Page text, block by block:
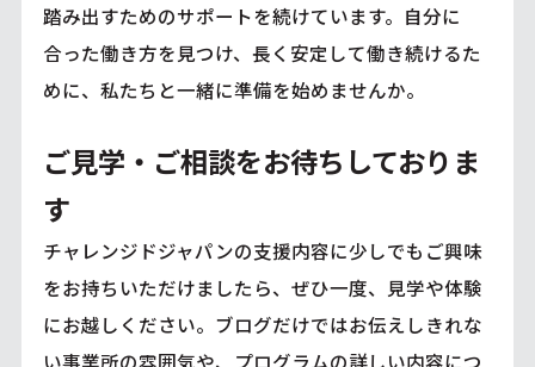
踏み出すためのサポートを続けています。自分に
合った働き方を見つけ、長く安定して働き続けるた
めに、私たちと一緒に準備を始めませんか。
ご見学・ご相談をお待ちしておりま
す
チャレンジドジャパンの支援内容に少しでもご興味
をお持ちいただけましたら、ぜひ一度、見学や体験
にお越しください。ブログだけではお伝えしきれな
い事業所の雰囲気や、プログラムの詳しい内容につ